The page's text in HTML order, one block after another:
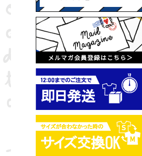
イエロー
グレー
パープル
ベージュ